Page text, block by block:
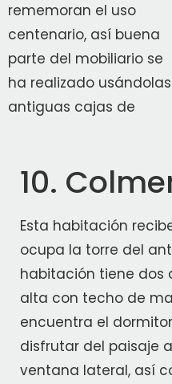
rememoran el uso
centenario, así buena
parte del mobiliario se
ha realizado usándolas
antiguas cajas de
hexagonal
rememorando las
celdas de los panales
10.
Esta habitación
ocupa la torre del
habitación tiene dos
alta con techo de
encuentra el
disfrutar del paisaje
ventana lateral, así